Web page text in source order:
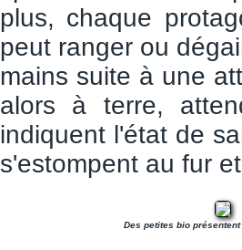
plus, chaque
peut ranger ou
mains suite à une
alors à terre,
indiquent l'état de
s'estompent au fur
Des petites bio